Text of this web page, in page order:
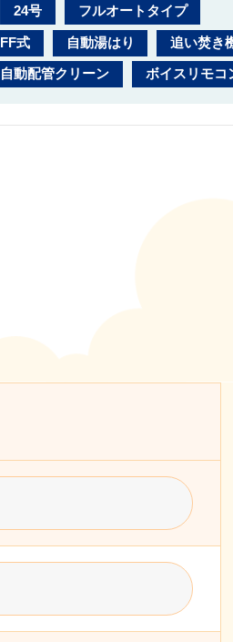
24号 フルオートタイプ
FF式 自動湯はり 追い焚き
自動配管クリーン ボイスリモコ